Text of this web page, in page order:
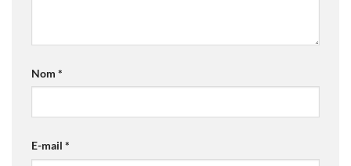
Nom *
E-mail *